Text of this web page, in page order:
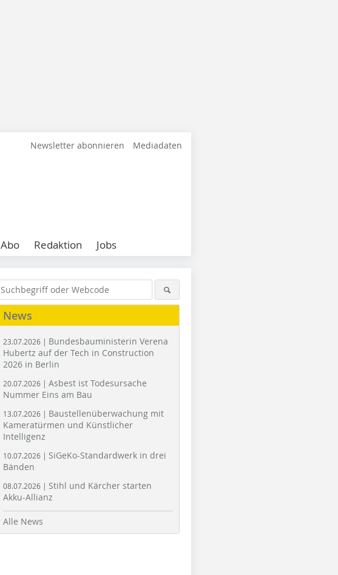
Newsletter abonnieren Mediadaten
Abo Redaktion Jobs
News
23.07.2026 | Bundesbauministerin Verena
Hubertz auf der Tech in Construction
2026 in Berlin
20.07.2026 | Asbest ist Todesursache
Nummer Eins am Bau
13.07.2026 | Baustellenüberwachung mit
Kameratürmen und Künstlicher
Intelligenz
10.07.2026 | SiGeKo-Standardwerk in drei
Bänden
08.07.2026 | Stihl und Kärcher starten
Akku-Allianz
Alle News